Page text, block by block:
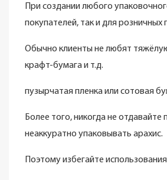
При создании любого
покупателей, так и для розничных
Обычно клиенты не любят
крафт-бумага и т.д.
пузырчатая пленка или сотовая
Более того, никогда не
неаккуратно упаковывать арахис.
Поэтому избегайте